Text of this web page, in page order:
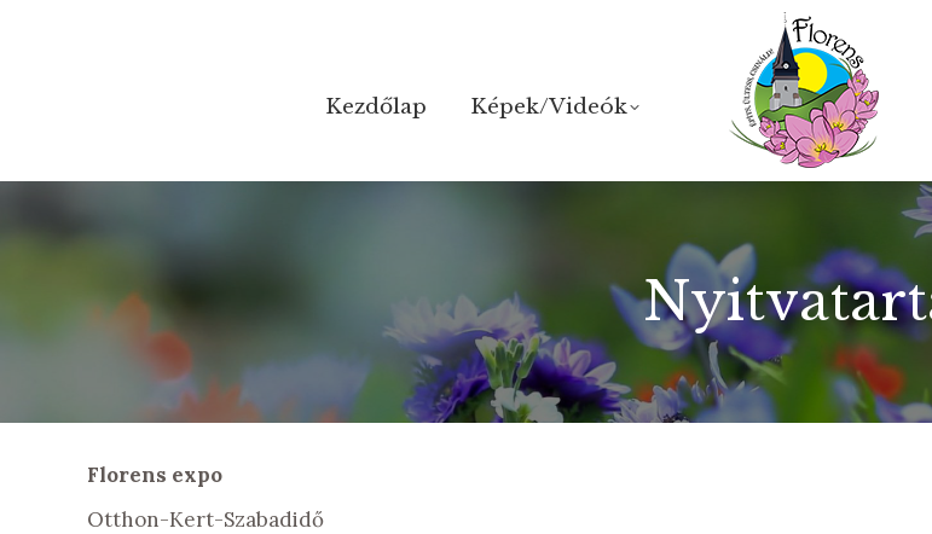
Kezdőlap Képek/Videók
Florens expo
Otthon-Kert-Szabadidő
Kezdőlap Képek/Videók